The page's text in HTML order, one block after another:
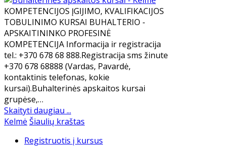
KOMPETENCIJOS ĮGIJIMO, KVALIFIKACIJOS
TOBULINIMO KURSAI BUHALTERIO -
APSKAITININKO PROFESINĖ
KOMPETENCIJA Informacija ir registracija
tel.: +370 678 68 888.Registracija sms žinute
+370 678 68888 (Vardas, Pavardė,
kontaktinis telefonas, kokie
kursai).Buhalterinės apskaitos kursai
grupėse,…
Skaityti daugiau ...
KelmėŠiaulių kraštas
Registruotis į kursus